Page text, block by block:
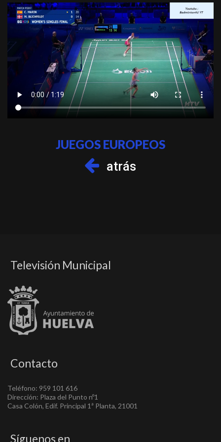
JUEGOS EUROPEOS
atrás
Televisión Municipal
Contacto
Teléfono: 959 101 616
Dirección: Plaza del Punto nº1
Casa Colón, Edif. Principal 1ª Planta, 21001
Síguenos en